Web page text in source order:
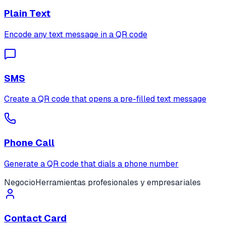
Plain Text
Encode any text message in a QR code
SMS
Create a QR code that opens a pre-filled text message
Phone Call
Generate a QR code that dials a phone number
NegocioHerramientas profesionales y empresariales
Contact Card